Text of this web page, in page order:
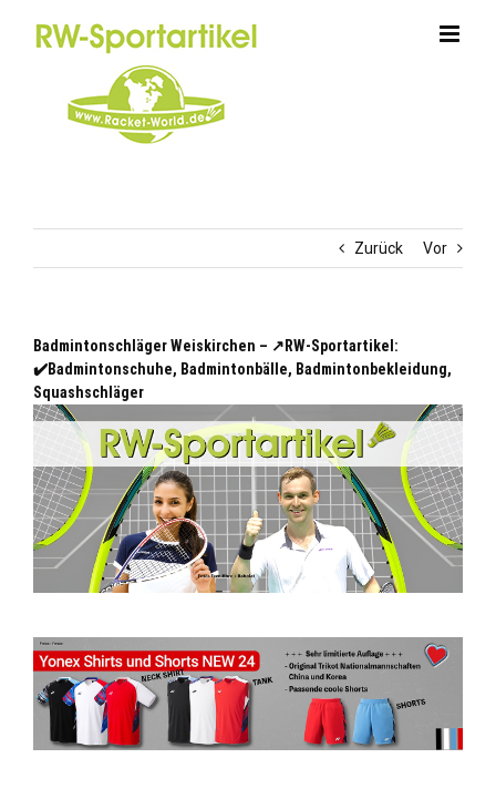
Zurück Vor
Badmintonschläger Weiskirchen – ↗️RW-Sportartikel:
✔️Badmintonschuhe, Badmintonbälle, Badmintonbekleidung,
Squashschläger